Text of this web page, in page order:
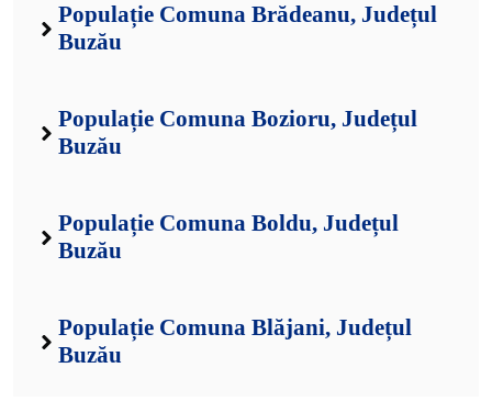
Populație Comuna Brădeanu, Județul
Buzău
Populație Comuna Bozioru, Județul
Buzău
Populație Comuna Boldu, Județul
Buzău
Populație Comuna Blăjani, Județul
Buzău